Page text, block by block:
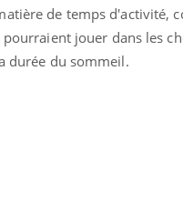
de temps d'activité,
jouer dans les
durée du sommeil.